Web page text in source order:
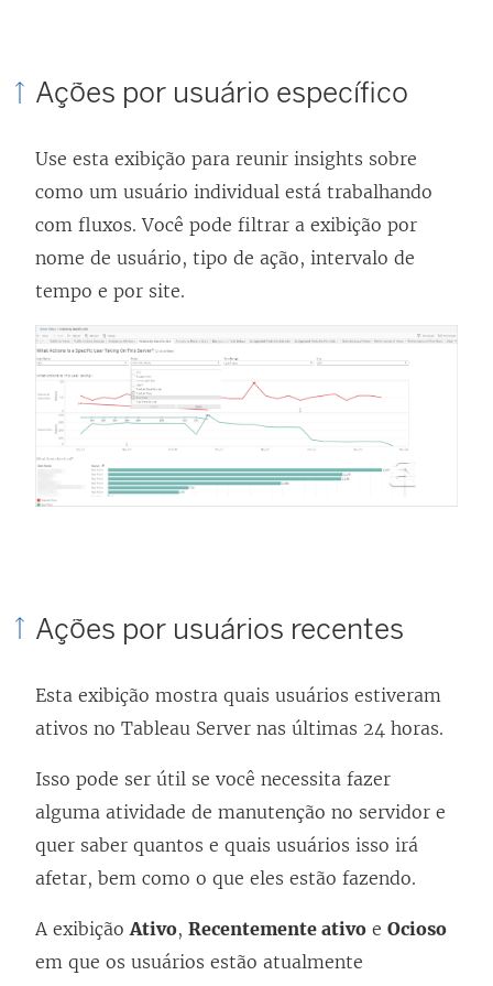
Ações por usuário específico
Use esta exibição para reunir insights sobre
como um usuário individual está trabalhando
com fluxos.Você pode filtrar a exibição por
nome de usuário, tipo de ação, intervalo de
tempo e por site.
Ações por usuários recentes
Esta exibição mostra quais usuários estiveram
ativos no Tableau Server nas últimas 24 horas.
Isso pode ser útil se você necessita fazer
alguma atividade de manutenção no servidor e
quer saber quantos e quais usuários isso irá
afetar, bem como o que eles estão fazendo.
A exibiçãoAtivo, Recentemente ativo e Ocioso
em que os usuários estão atualmente